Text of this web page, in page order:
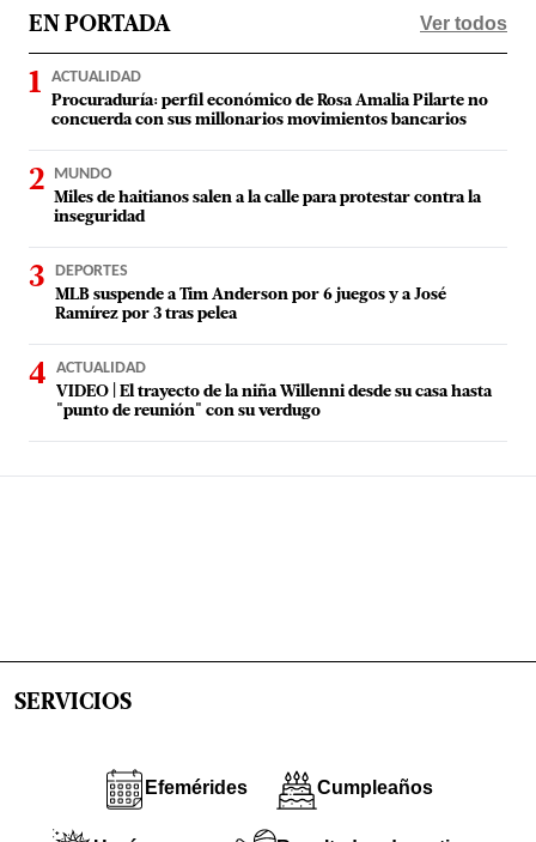
EN PORTADA Ver todos
ACTUALIDAD
Procuraduría: perfil económico de Rosa Amalia Pilarte no
concuerda con sus millonarios movimientos bancarios
MUNDO
Miles de haitianos salen a la calle para protestar contra la
inseguridad
DEPORTES
MLB suspende a Tim Anderson por 6 juegos y a José
Ramírez por 3 tras pelea
ACTUALIDAD
VIDEO | El trayecto de la niña Willenni desde su casa hasta
"punto de reunión" con su verdugo
SERVICIOS
Efemérides Cumpleaños